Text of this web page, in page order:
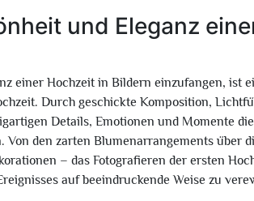
und Eleganz
einer Hochzeit in Bildern einzufangen, ist
Durch geschickte Komposition,
Details, Emotionen und Momente
den zarten Blumenarrangements über
– das Fotografieren der ersten
auf beeindruckende Weise zu